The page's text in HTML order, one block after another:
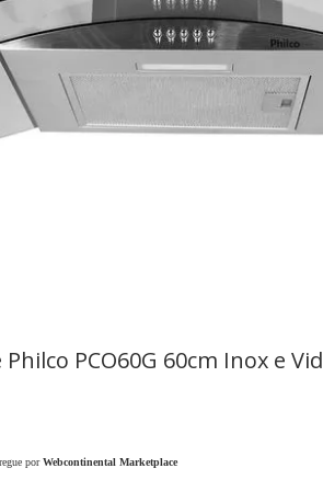
Philco PCO60G 60cm Inox e
por Webcontinental Marketplace